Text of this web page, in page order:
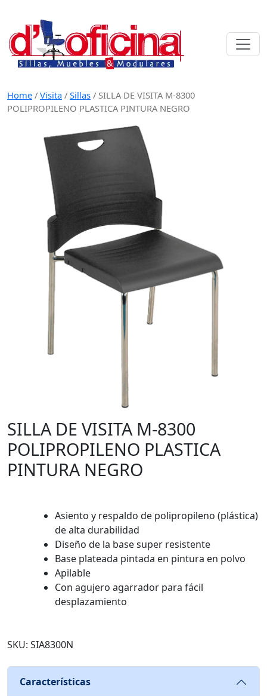
content
Home / Visita / Sillas / SILLA DE VISITA M-8300
POLIPROPILENO PLASTICA PINTURA NEGRO
SILLA DE VISITA M-8300
POLIPROPILENO PLASTICA
PINTURA NEGRO
Asiento y respaldo de polipropileno (plástica)
de alta durabilidad
Diseño de la base super resistente
Base plateada pintada en pintura en polvo
Apilable
Con agujero agarrador para fácil
desplazamiento
SKU: SIA8300N
Características